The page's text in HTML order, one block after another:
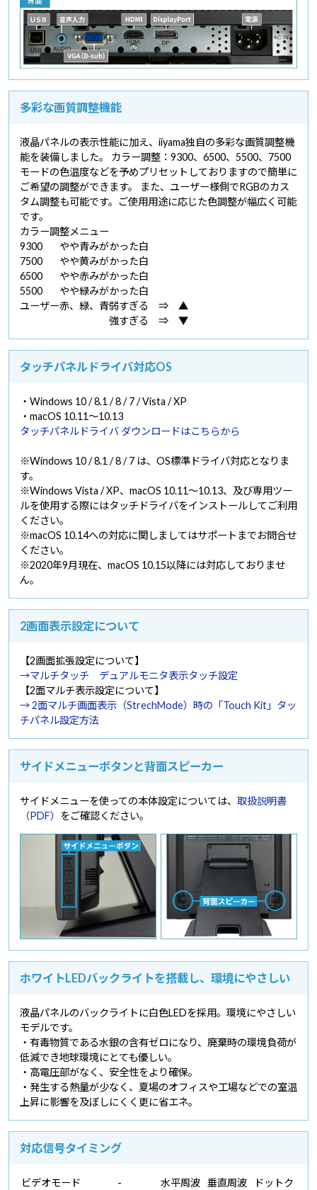
多彩な画質調整機能
液晶パネルの表示性能に加え、iiyama独自の多彩な画質調整機
能を装備しました。 カラー調整：9300、6500、5500、7500
モードの色温度などを予めプリセットしておりますので簡単に
ご希望の調整ができます。 また、ユーザー様側でRGBのカス
タム調整も可能です。ご使用用途に応じた色調整が幅広く可能
です。
カラー調整メニュー
9300
やや青みがかった白
7500
やや黄みがかった白
6500
やや赤みがかった白
5500
やや緑みがかった白
ユーザー赤、緑、青弱すぎる ⇒ ▲
強すぎる ⇒ ▼
タッチパネルドライバ対応OS
・Windows 10 / 8.1 / 8 / 7 / Vista / XP
・macOS 10.11～10.13
タッチパネルドライバ ダウンロードはこちらから
※Windows 10 / 8.1 / 8 / 7 は、OS標準ドライバ対応となりま
す。
※Windows Vista / XP、macOS 10.11～10.13、及び専用ツー
ルを使用する際にはタッチドライバをインストールしてご利用
ください。
※macOS 10.14への対応に関しましてはサポートまでお問合せ
ください。
※2020年9月現在、macOS 10.15以降には対応しておりませ
ん。
2画面表示設定について
【2画面拡張設定について】
→マルチタッチ デュアルモニタ表示タッチ設定
【2面マルチ表示設定について】
→ 2面マルチ画面表示（StrechMode）時の「Touch Kit」タッ
チパネル設定方法
サイドメニューボタンと背面スピーカー
サイドメニューを使っての本体設定については、 取扱説明書
（PDF）
をご確認ください。
ホワイトLEDバックライトを搭載し、環境にやさしい
液晶パネルのバックライトに白色LEDを採用。環境にやさしい
モデルです。
・有毒物質である水銀の含有ゼロになり、廃棄時の環境負荷が
低減でき地球環境にとても優しい。
・高電圧部がなく、安全性をより確保。
・発生する熱量が少なく、夏場のオフィスや工場などでの室温
上昇に影響を及ぼしにくく更に省エネ。
対応信号タイミング
ビデオモード -
水平周波 垂直周波
ドットク